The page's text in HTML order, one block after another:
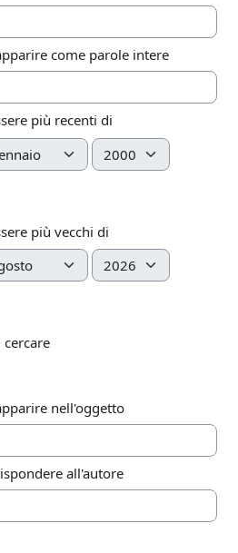
come parole intere
più recenti di
Anno
più vecchi di
Anno
nell'oggetto
all'autore